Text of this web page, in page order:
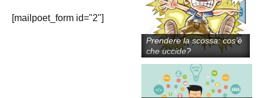
[mailpoet_form id="2"]
Prendere la scossa: cos’è
che uccide?